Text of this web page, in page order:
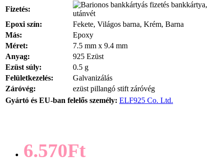
Fizetés:
bankkártya,
utánvét
Epoxi szín:
Fekete, Világos barna, Krém, Barna
Más:
Epoxy
Méret:
7.5 mm x 9.4 mm
Anyag:
925 Ezüst
Ezüst súly:
0.5 g
Felületkezelés:
Galvanizálás
Záróvég:
ezüst pillangó stift záróvég
Gyártó és EU-ban felelős személy: ELF925 Co. Ltd.
6.570Ft